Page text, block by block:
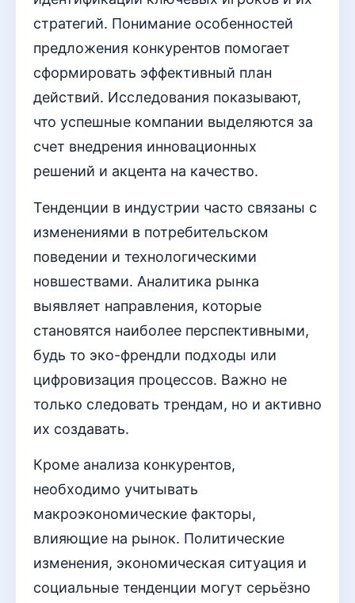
стратегий. Понимание особенностей
предложения конкурентов помогает
сформировать эффективный план
действий. Исследования показывают,
что успешные компании выделяются за
счет внедрения инновационных
решений и акцента на качество.
Тенденции в индустрии часто связаны с
изменениями в потребительском
поведении и технологическими
новшествами. Аналитика рынка
выявляет направления, которые
становятся наиболее перспективными,
будь то эко-френдли подходы или
цифровизация процессов. Важно не
только следовать трендам, но и активно
их создавать.
Кроме анализа конкурентов,
необходимо учитывать
макроэкономические факторы,
влияющие на рынок. Политические
изменения, экономическая ситуация и
социальные тенденции могут серьёзно